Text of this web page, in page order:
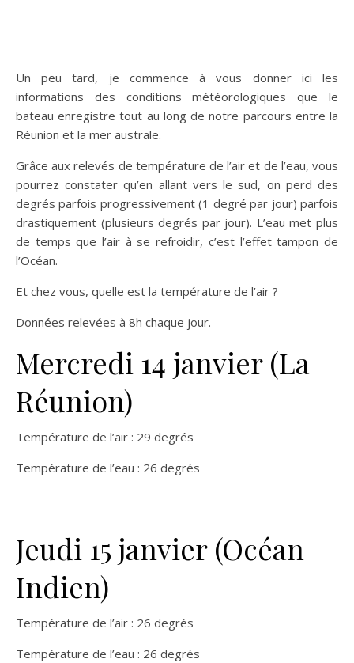
Un peu tard, je commence à vous donner ici les
informations des conditions météorologiques que le
bateau enregistre tout au long de notre parcours entre la
Réunion et la mer australe.
Grâce aux relevés de température de l’air et de l’eau, vous
pourrez constater qu’en allant vers le sud, on perd des
degrés parfois progressivement (1 degré par jour) parfois
drastiquement (plusieurs degrés par jour). L’eau met plus
de temps que l’air à se refroidir, c’est l’effet tampon de
l’Océan.
Et chez vous, quelle est la température de l’air ?
Données relevées à 8h chaque jour.
Mercredi 14 janvier (La
Réunion)
Température de l’air : 29 degrés
Température de l’eau : 26 degrés
Jeudi 15 janvier (Océan
Indien)
Température de l’air : 26 degrés
Température de l’eau : 26 degrés